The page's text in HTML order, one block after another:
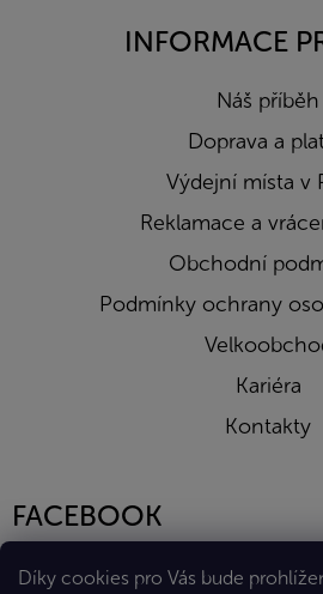
Díky cookies pro Vás bude
INFORMACE
Náš příběh
Doprava a
Výdejní místa v
Reklamace a
Obchodní
Podmínky ochrany
Kariéra
Kontakty
FACEBOOK